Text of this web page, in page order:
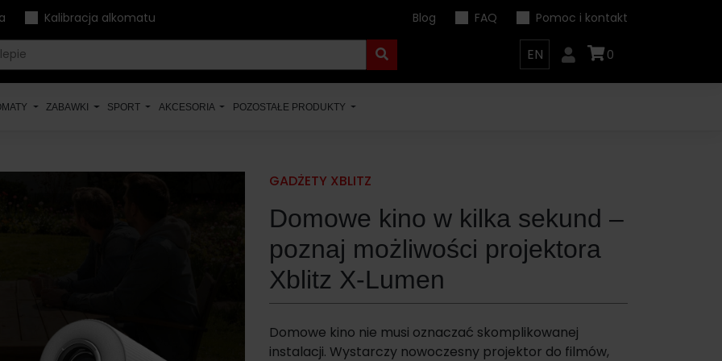
Kalibracja alkomatu Blog FAQ Pomoc i kontakt
EN 0
ZABAWKI SPORT AKCESORIA POZOSTAŁE PRODUKTY
GADŻETY XBLITZ
Domowe kino w kilka sekund –
poznaj możliwości projektora
Xblitz X-Lumen
Domowe kino nie musi oznaczać skomplikowanej
instalacji. Wystarczy nowoczesny projektor do filmów,